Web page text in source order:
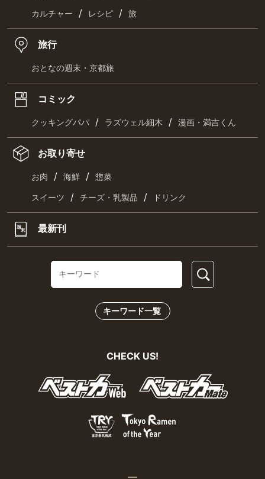
カルチャー / レシピ / 旅
旅行
おとなの週末・京都旅
コミック
クッキングパパ / ラズウェル細木 / 漫画・満吉くん
お取り寄せ
お肉 / 海鮮 / 惣菜
スイーツ / チーズ・乳製品 / ドリンク
最新刊
キーワード一覧
CHECK US!